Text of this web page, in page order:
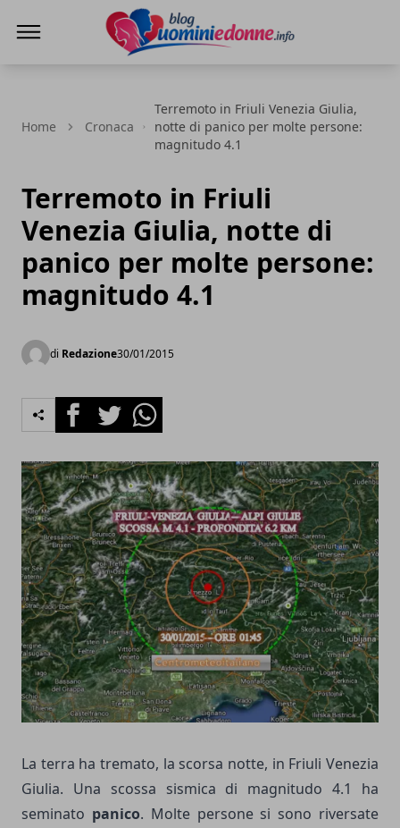
Home Cronaca
Terremoto in Friuli Venezia Giulia,
notte di panico per molte persone:
magnitudo 4.1
Terremoto in Friuli
Venezia Giulia, notte di
panico per molte persone:
magnitudo 4.1
di Redazione30/01/2015
FacebookTwitterWhatsapp
La terra ha tremato, la scorsa notte, in Friuli Venezia
Giulia. Una scossa sismica di magnitudo 4.1 ha
seminato panico. Molte persone si sono riversate